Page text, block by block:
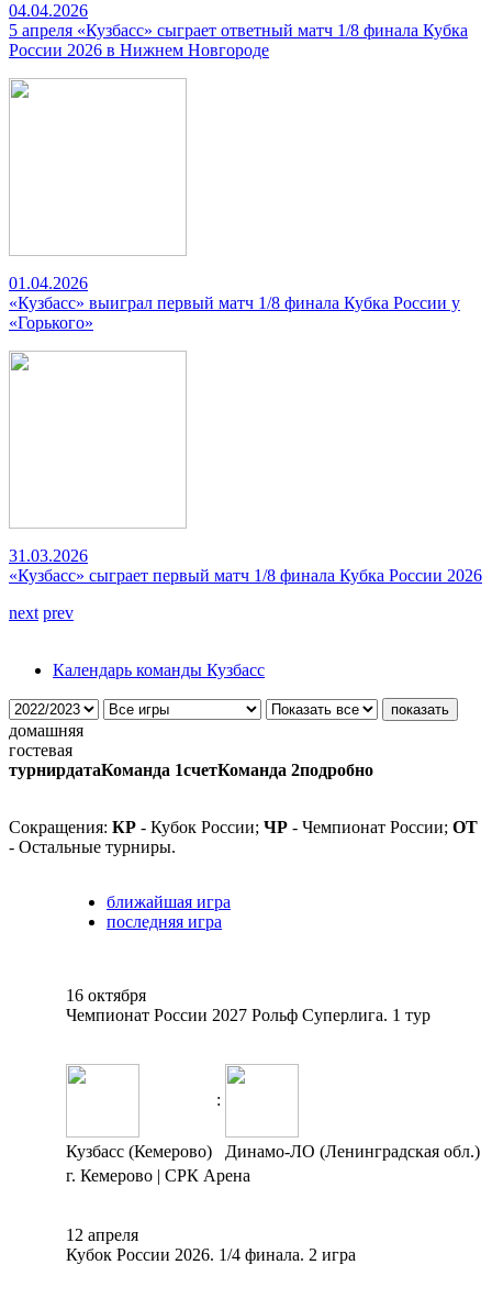
04.04.2026
5 апреля «Кузбасс» сыграет ответный матч 1/8 финала Кубка
России 2026 в Нижнем Новгороде
01.04.2026
«Кузбасс» выиграл первый матч 1/8 финала Кубка России у
«Горького»
31.03.2026
«Кузбасс» сыграет первый матч 1/8 финала Кубка России 2026
next prev
Календарь команды Кузбасс
домашняя
гостевая
турнирдатаКоманда 1счетКоманда 2подробно
Сокращения: КР - Кубок России; ЧР - Чемпионат России; ОТ
- Остальные турниры.
ближайшая игра
последняя игра
16 октября
Чемпионат России 2027 Рольф Суперлига. 1 тур
:
Кузбасс (Кемерово)
Динамо-ЛО (Ленинградская обл.)
г. Кемерово | СРК Арена
12 апреля
Кубок России 2026. 1/4 финала. 2 игра